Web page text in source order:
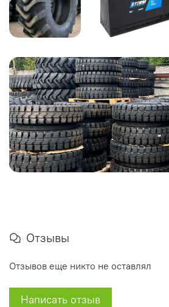
Отзывы
Отзывов еще никто не оставлял
Написать отзыв